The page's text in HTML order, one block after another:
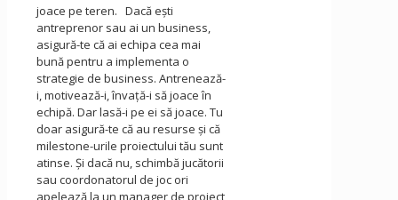
joace pe teren. Dacă eşti
antreprenor sau ai un business,
asigură-te că ai echipa cea mai
bună pentru a implementa o
strategie de business. Antrenează-
i, motivează-i, învaţă-i să joace în
echipă. Dar lasă-i pe ei să joace. Tu
doar asigură-te că au resurse şi că
milestone-urile proiectului tău sunt
atinse. Şi dacă nu, schimbă jucătorii
sau coordonatorul de joc ori
apelează la un manager de proiect